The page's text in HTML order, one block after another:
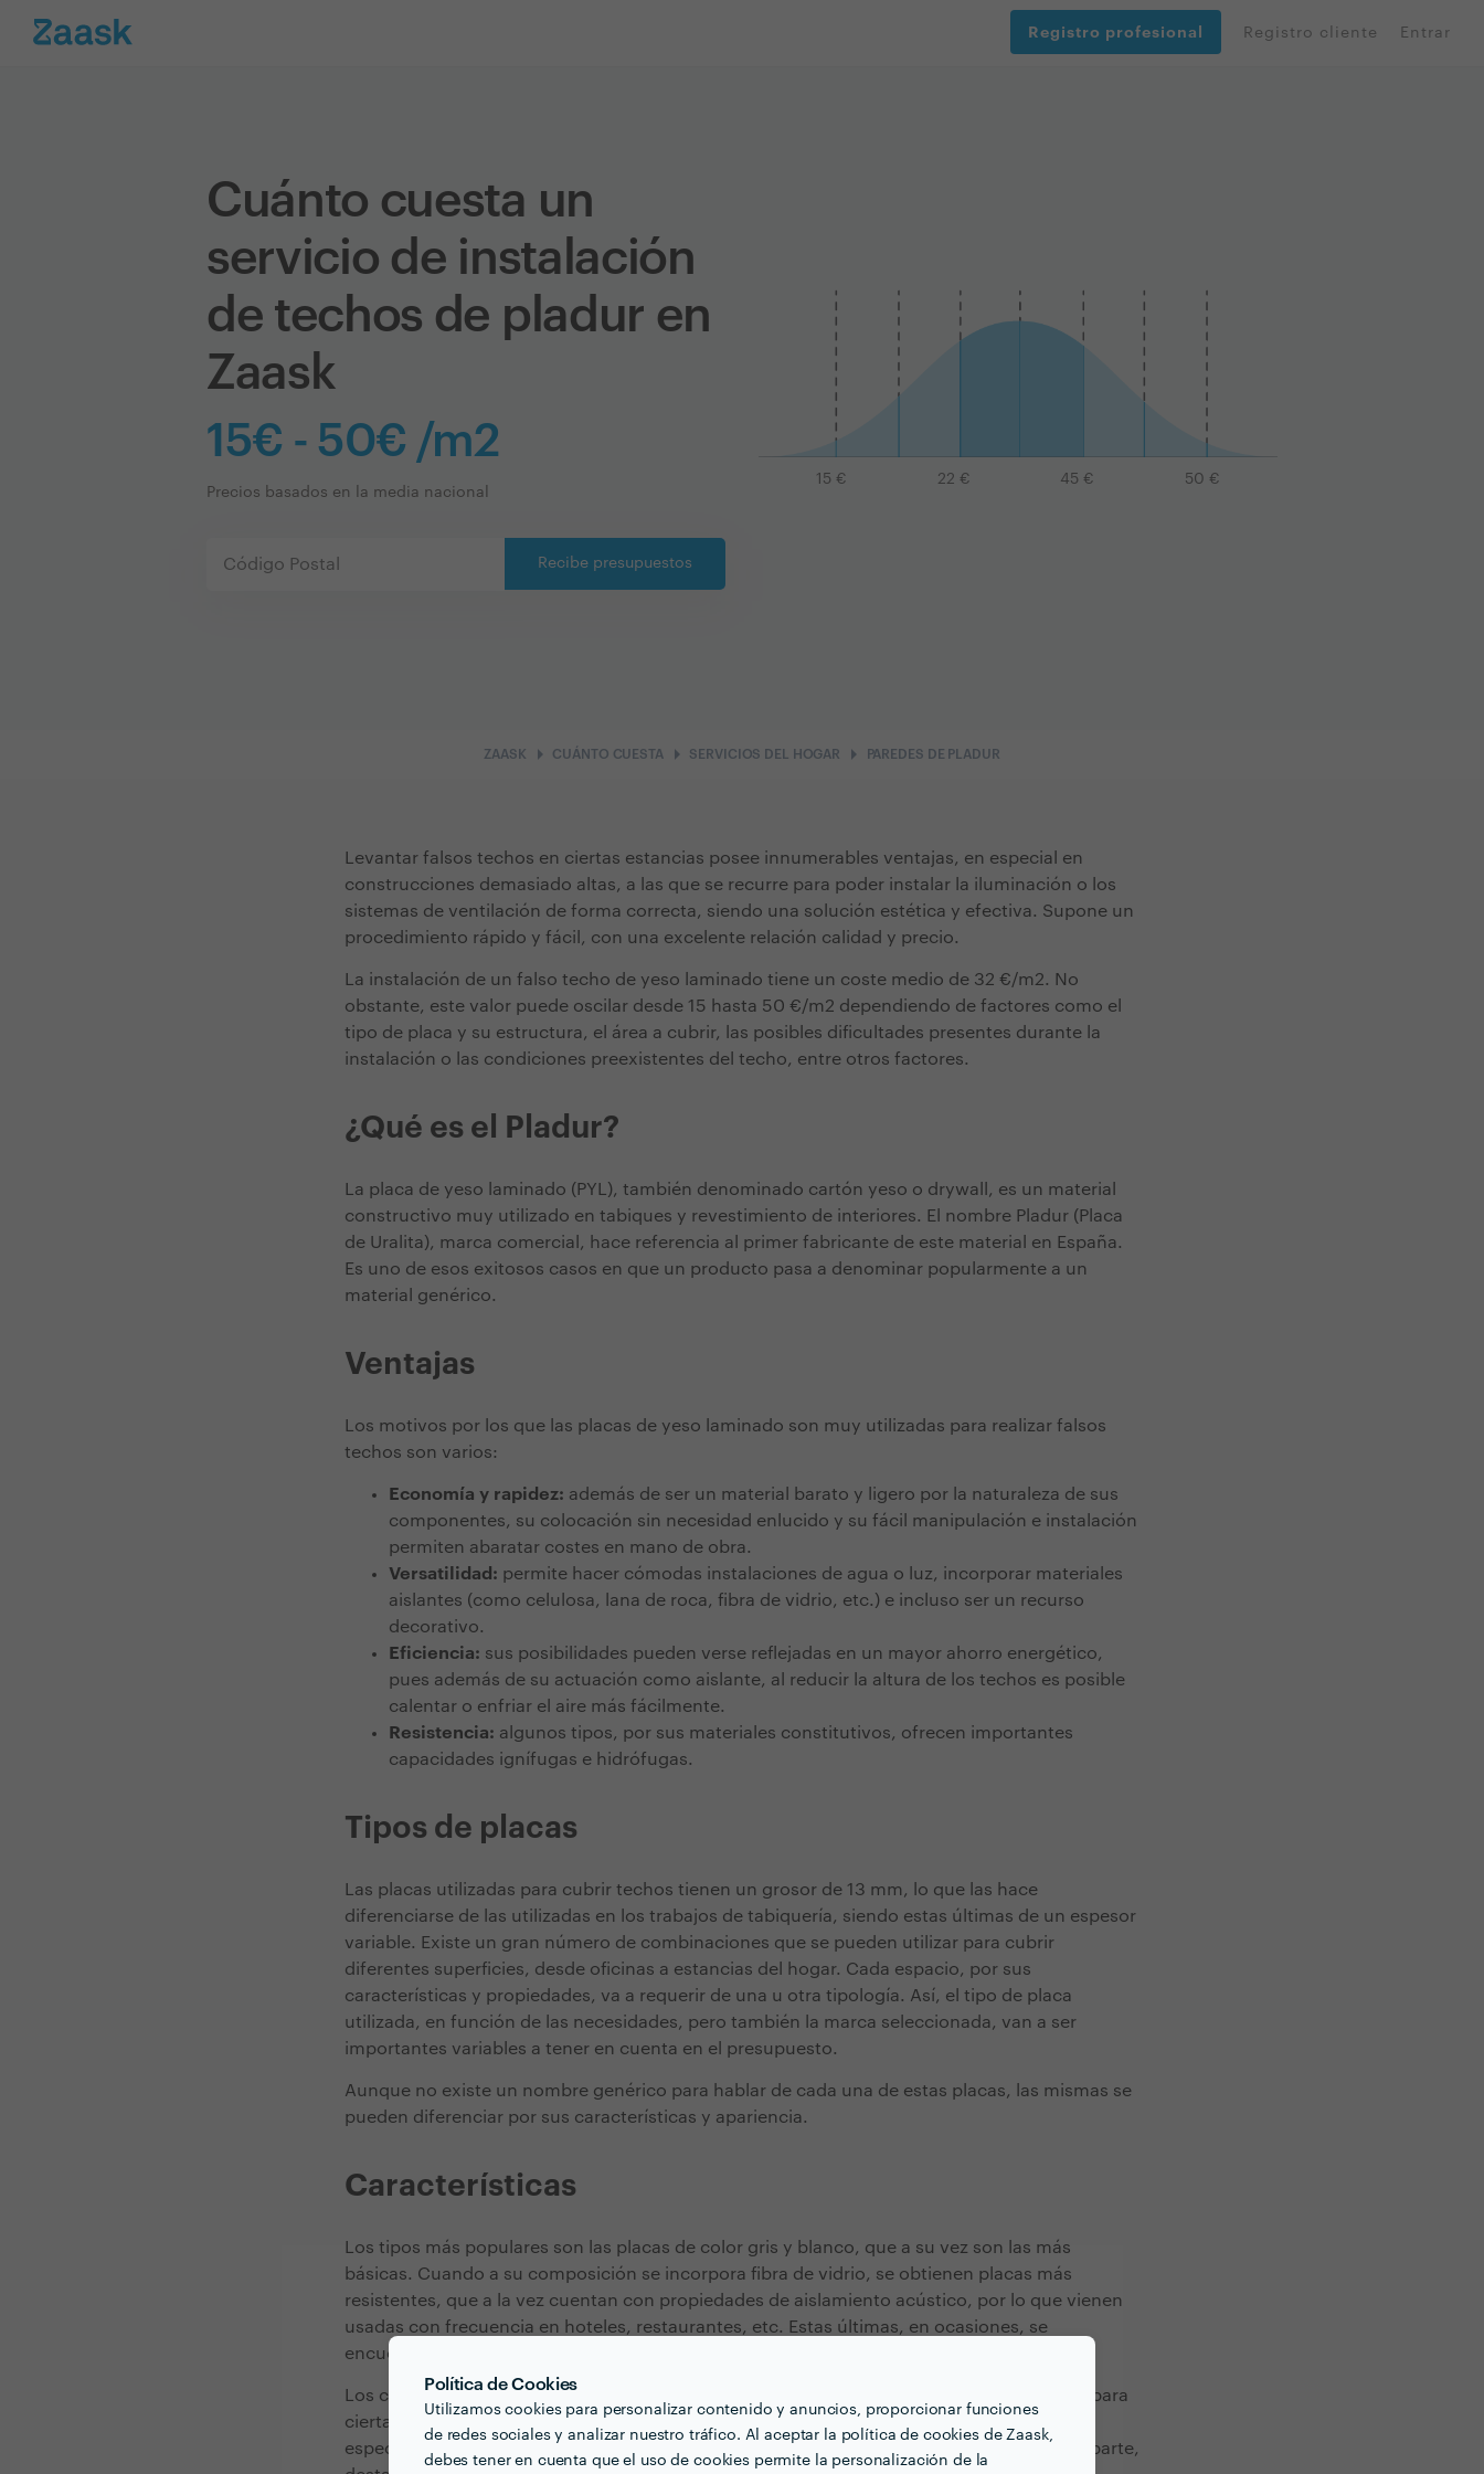
Política de Cookies
Utilizamos cookies para personalizar contenido y anuncios, proporcionar funciones
de redes sociales y analizar nuestro tráfico. Al aceptar la política de cookies de Zaask,
debes tener en cuenta que el uso de cookies permite la personalización de la
Registro profesional Registro cliente Entrar
Cuánto cuesta un
servicio de instalación
de techos de pladur en
Zaask
15€ - 50€ /m2
Precios basados en la media nacional
Recibe presupuestos
15 € 22 € 45 € 50 €
ZAASK arrow_right CUÁNTO CUESTAarrow_right SERVICIOS DEL HOGAR arrow_right PAREDES DE PLADUR
Levantar falsos techos en ciertas estancias posee innumerables ventajas, en especial en
construcciones demasiado altas, a las que se recurre para poder instalar la iluminación o los
sistemas de ventilación de forma correcta, siendo una solución estética y efectiva. Supone un
procedimiento rápido y fácil, con una excelente relación calidad y precio.
La instalación de un falso techo de yeso laminado tiene un coste medio de 32 €/m2. No
obstante, este valor puede oscilar desde 15 hasta 50 €/m2 dependiendo de factores como el
tipo de placa y su estructura, el área a cubrir, las posibles dificultades presentes durante la
instalación o las condiciones preexistentes del techo, entre otros factores.
¿Qué es el Pladur?
La placa de yeso laminado (PYL), también denominado cartón yeso o drywall, es un material
constructivo muy utilizado en tabiques y revestimiento de interiores. El nombre Pladur (Placa
de Uralita), marca comercial, hace referencia al primer fabricante de este material en España.
Es uno de esos exitosos casos en que un producto pasa a denominar popularmente a un
material genérico.
Ventajas
Los motivos por los que las placas de yeso laminado son muy utilizadas para realizar falsos
techos son varios:
Economía y rapidez: además de ser un material barato y ligero por la naturaleza de sus
componentes, su colocación sin necesidad enlucido y su fácil manipulación e instalación
permiten abaratar costes en mano de obra.
Versatilidad: permite hacer cómodas instalaciones de agua o luz, incorporar materiales
aislantes (como celulosa, lana de roca, fibra de vidrio, etc.) e incluso ser un recurso
decorativo.
Eficiencia: sus posibilidades pueden verse reflejadas en un mayor ahorro energético,
pues además de su actuación como aislante, al reducir la altura de los techos es posible
calentar o enfriar el aire más fácilmente.
Resistencia: algunos tipos, por sus materiales constitutivos, ofrecen importantes
capacidades ignífugas e hidrófugas.
Tipos de placas
Las placas utilizadas para cubrir techos tienen un grosor de 13 mm, lo que las hace
diferenciarse de las utilizadas en los trabajos de tabiquería, siendo estas últimas de un espesor
variable. Existe un gran número de combinaciones que se pueden utilizar para cubrir
diferentes superficies, desde oficinas a estancias del hogar. Cada espacio, por sus
características y propiedades, va a requerir de una u otra tipología. Así, el tipo de placa
utilizada, en función de las necesidades, pero también la marca seleccionada, van a ser
importantes variables a tener en cuenta en el presupuesto.
Aunque no existe un nombre genérico para hablar de cada una de estas placas, las mismas se
pueden diferenciar por sus características y apariencia.
Características
Los tipos más populares son las placas de color gris y blanco, que a su vez son las más
básicas. Cuando a su composición se incorpora fibra de vidrio, se obtienen placas más
resistentes, que a la vez cuentan con propiedades de aislamiento acústico, por lo que vienen
usadas con frecuencia en hoteles, restaurantes, etc. Estas últimas, en ocasiones, se
encuentran en tonos amarillos.
Los colores permiten advertir funciones especiales o materiales que son más adecuados para
ciertas áreas estancias. Así, las placas verdes destacan por ser hidrófugas y estar
especialmente pensadas para estancias húmedas, como baños. Las placas rosas, por su parte,